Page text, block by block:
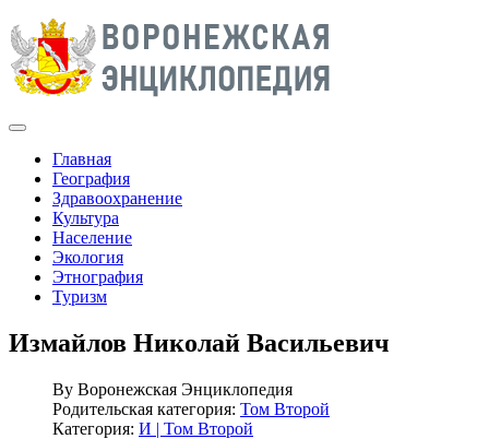
Главная
География
Здравоохранение
Культура
Население
Экология
Этнография
Туризм
Измайлов Николай Васильевич
By Воронежская Энциклопедия
Родительская категория: Том Второй
Категория: И | Том Второй